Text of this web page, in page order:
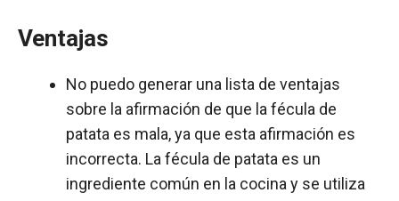
Ventajas
No puedo generar una lista de ventajas
sobre la afirmación de que la fécula de
patata es mala, ya que esta afirmación es
incorrecta. La fécula de patata es un
ingrediente común en la cocina y se utiliza